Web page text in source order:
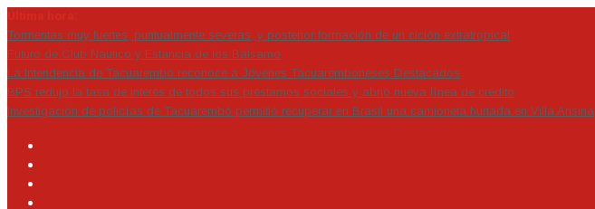
Tormentas muy fuertes, puntualmente severas, y posterior formación de un ciclón extratropical
Futuro de Club Náutico y Estancia de los Bálsamo
La Intendencia de Tacuarembó reconoce a Jóvenes Tacuaremboneses Destacados
BPS redujo la tasa de interés de todos sus préstamos sociales y abrió nueva línea de crédito
Investigación de policías de Tacuarembó permitió recuperar en Brasil una camioneta hurtada en Villa Ansina